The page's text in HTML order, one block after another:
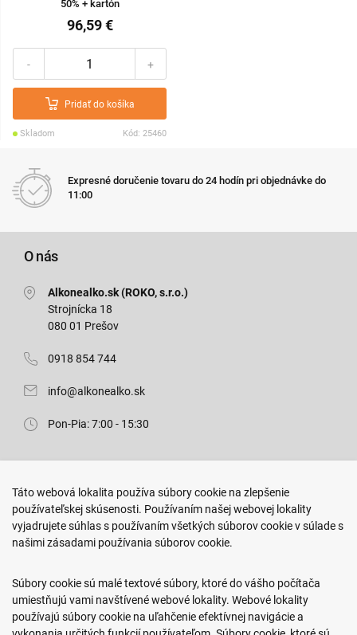
50% + kartón
96,59 €
- +
Pridať do košíka
Skladom Kód: 25460
Expresné doručenie tovaru do 24 hodín pri objednávke do
11:00
O nás
Alkonealko.sk (ROKO, s.r.o.)
Strojnícka 18
080 01 Prešov
0918 854 744
info@alkonealko.sk
Pon-Pia: 7:00 - 15:30
Arm. gen. Svobodu 23/A
080 01 Prešov
0917 466 578
sekcovpredajna@doroka.sk
Pon-Ned: 9:00 - 20:00
Táto webová lokalita používa súbory cookie na zlepšenie
používateľskej skúsenosti. Používaním našej webovej lokality
vyjadrujete súhlas s používaním všetkých súborov cookie v súlade s
našimi zásadami používania súborov cookie.
Súbory cookie sú malé textové súbory, ktoré do vášho počítača
umiestňujú vami navštívené webové lokality. Webové lokality
používajú súbory cookie na uľahčenie efektívnej navigácie a